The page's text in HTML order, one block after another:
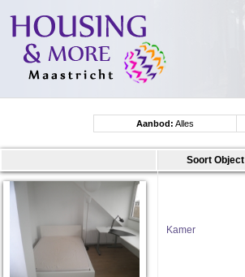
Aanbod: Alles
Soort Object
Kamer